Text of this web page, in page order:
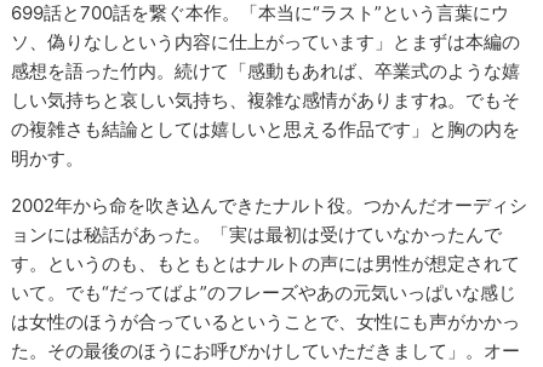
699話と700話を繋ぐ本作。「本当に“ラスト”という言葉にウ
ソ、偽りなしという内容に仕上がっています」とまずは本編の
感想を語った竹内。続けて「感動もあれば、卒業式のような嬉
しい気持ちと哀しい気持ち、複雑な感情がありますね。でもそ
の複雑さも結論としては嬉しいと思える作品です」と胸の内を
明かす。
2002年から命を吹き込んできたナルト役。つかんだオーディシ
ョンには秘話があった。「実は最初は受けていなかったんで
す。というのも、もともとはナルトの声には男性が想定されて
いて。でも“だってばよ”のフレーズやあの元気いっぱいな感じ
は女性のほうが合っているということで、女性にも声がかかっ
た。その最後のほうにお呼びかけしていただきまして」。オー